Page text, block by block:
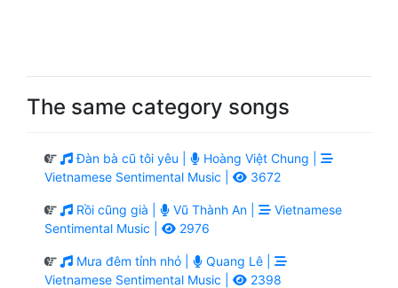
The same category songs
Đàn bà cũ tôi yêu |
Hoàng Việt Chung |
Vietnamese Sentimental Music |
3672
Rồi cũng già | Vũ Thành An |
Vietnamese
Sentimental Music |
2976
Mưa đêm tỉnh nhỏ |
Quang Lê |
Vietnamese Sentimental Music |
2398